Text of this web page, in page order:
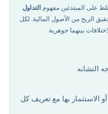
للاستثمار
على المبتدئين مفهوم التداول
الربح من الأصول المالية. لكل
بينهما جوهرية.
التشابه
الاستثمار بها مع تعريف كل